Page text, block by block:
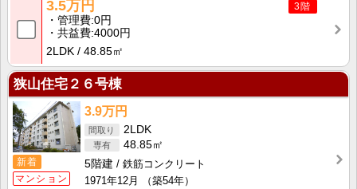
3階
3.5万円
管理費 0円
共益費 4000円
2LDK
48.85㎡
狭山住宅２６号棟
新着
マンション
3.9万円
2LDK
48.85㎡
5階建
鉄筋コンクリート
1971年12月
（築54年）